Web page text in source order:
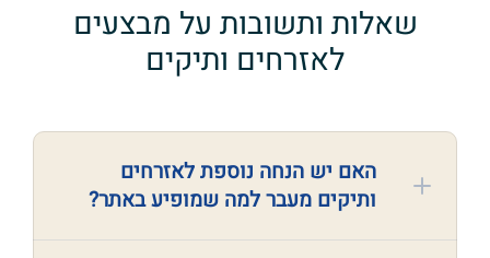
שאלות ותשובות על מבצעים
לאזרחים ותיקים
האם יש הנחה נוספת לאזרחים
ותיקים מעבר למה שמופיע באתר?